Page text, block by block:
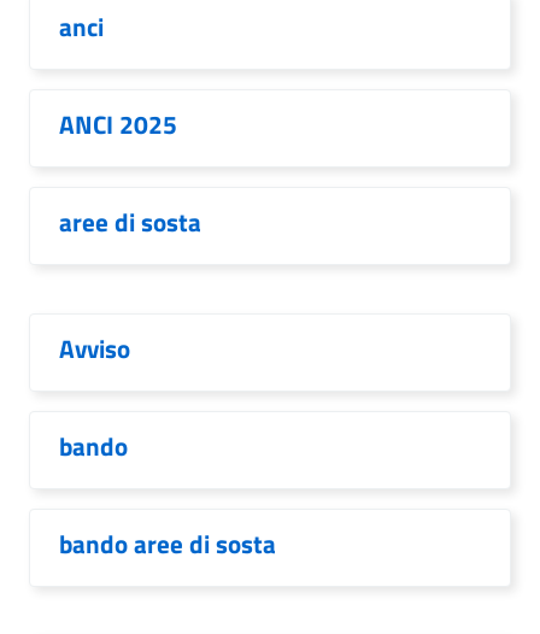
anci
ANCI 2025
aree di sosta
Avviso
bando
bando aree di sosta